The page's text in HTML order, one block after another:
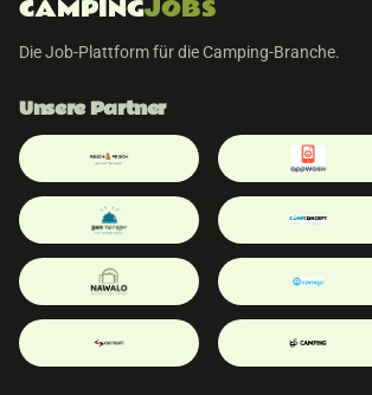
CAMPINGJOBS
Die Job-Plattform für die Camping-Branche.
Unsere Partner